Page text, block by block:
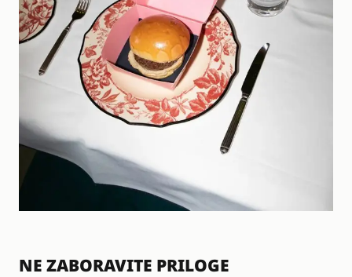
NE ZABORAVITE PRILOGE